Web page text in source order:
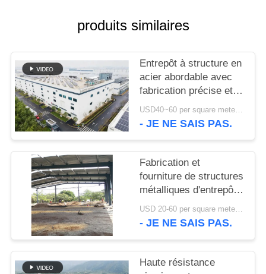
NOUVELLES
CAS
PLAN
DU
SITE
POLITIQUE
CONFIDENTIALITÉ
produits similaires
Entrepôt à structure en
acier abordable avec
fabrication précise et
solution de livraison
unique
USD40~60 per square meter MOQ:1000 sqm
- JE NE SAIS PAS.
Fabrication et
fourniture de structures
métalliques d'entrepôt
avec conception de
portiques
USD 20-60 per square meter MOQ:1000 M²
- JE NE SAIS PAS.
Haute résistance